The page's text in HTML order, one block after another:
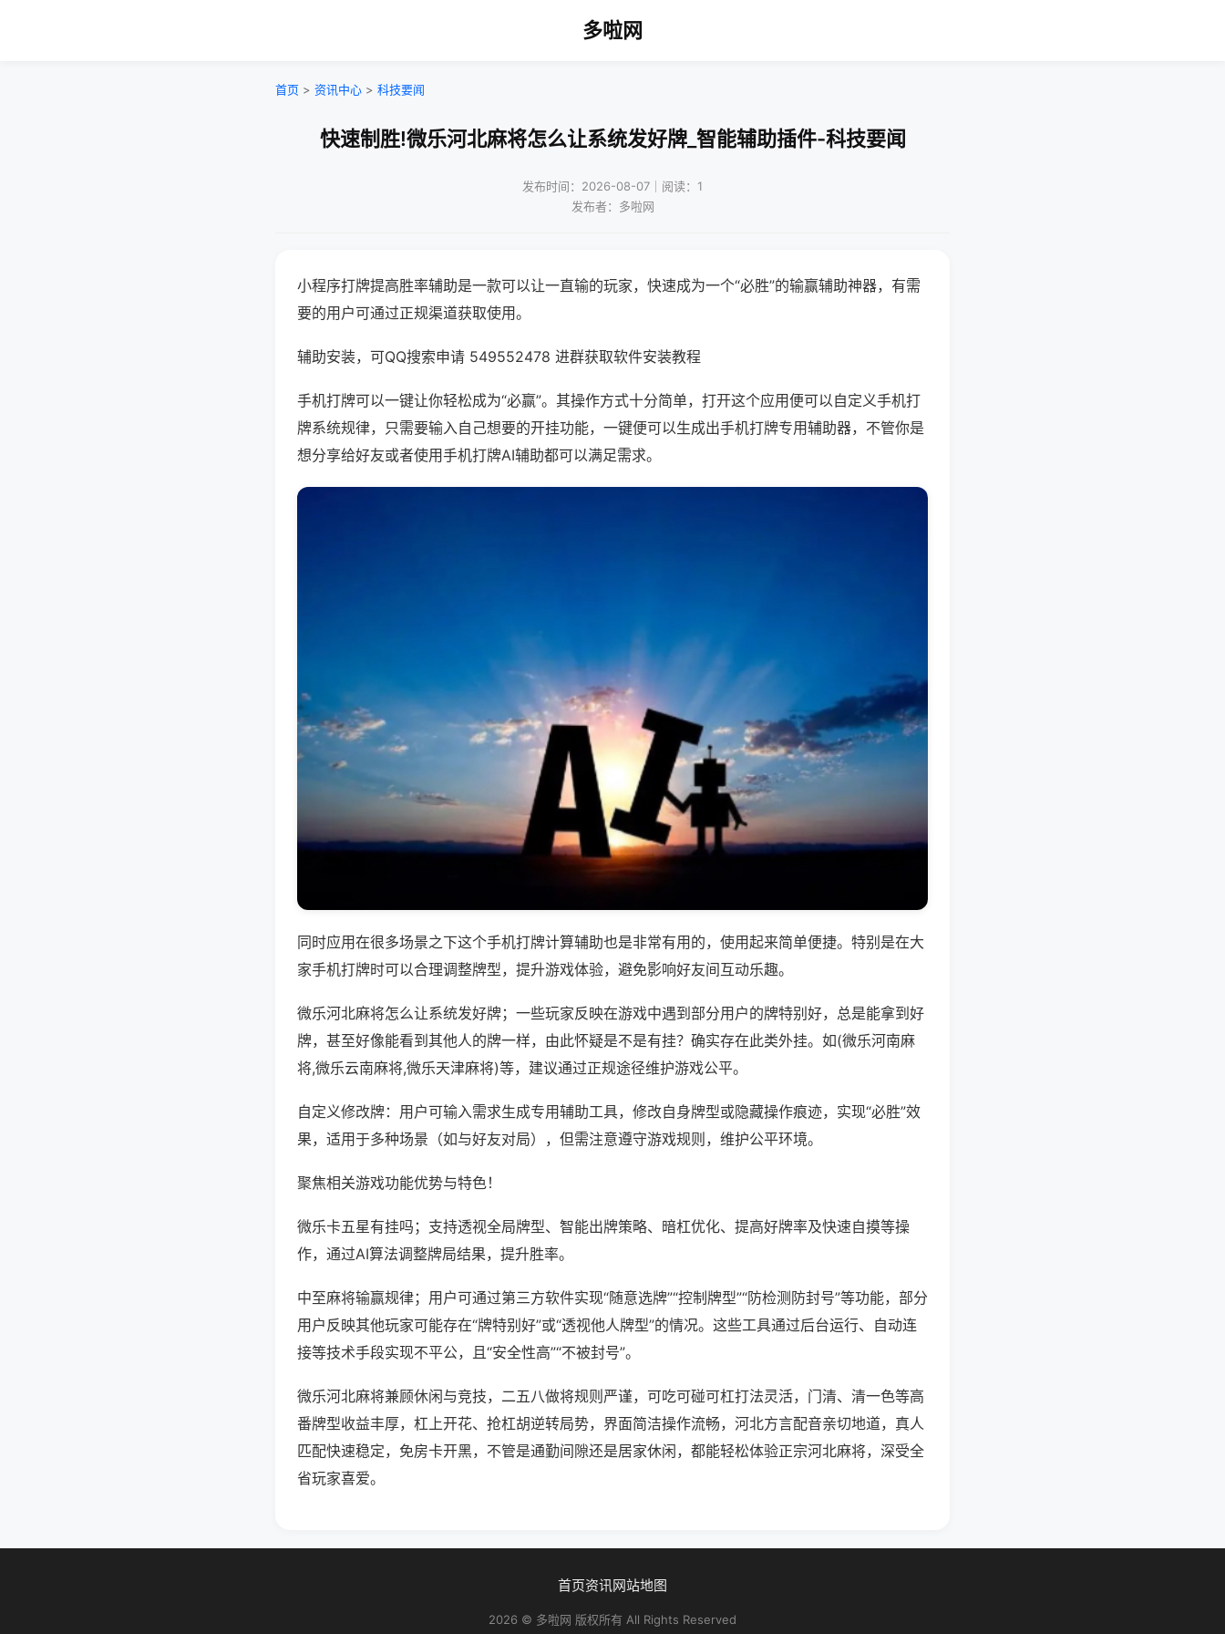
多啦网
首页 > 资讯中心 > 科技要闻
快速制胜!微乐河北麻将怎么让系统发好牌_智能辅助插件-科技要闻
发布时间：2026-08-07｜阅读：1
发布者：多啦网
小程序打牌提高胜率辅助是一款可以让一直输的玩家，快速成为一个“必胜”的输赢辅助神器，有需
要的用户可通过正规渠道获取使用。
辅助安装，可QQ搜索申请 549552478 进群获取软件安装教程
手机打牌可以一键让你轻松成为“必赢”。其操作方式十分简单，打开这个应用便可以自定义手机打
牌系统规律，只需要输入自己想要的开挂功能，一键便可以生成出手机打牌专用辅助器，不管你是
想分享给好友或者使用手机打牌AI辅助都可以满足需求。
同时应用在很多场景之下这个手机打牌计算辅助也是非常有用的，使用起来简单便捷。特别是在大
家手机打牌时可以合理调整牌型，提升游戏体验，避免影响好友间互动乐趣。
微乐河北麻将怎么让系统发好牌；一些玩家反映在游戏中遇到部分用户的牌特别好，总是能拿到好
牌，甚至好像能看到其他人的牌一样，由此怀疑是不是有挂？确实存在此类外挂。如(微乐河南麻
将,微乐云南麻将,微乐天津麻将)等，建议通过正规途径维护游戏公平。
自定义修改牌：用户可输入需求生成专用辅助工具，修改自身牌型或隐藏操作痕迹，实现“必胜”效
果，适用于多种场景（如与好友对局），但需注意遵守游戏规则，维护公平环境。
聚焦相关游戏功能优势与特色！
微乐卡五星有挂吗；支持透视全局牌型、智能出牌策略、暗杠优化、提高好牌率及快速自摸等操
作，通过AI算法调整牌局结果，提升胜率。
中至麻将输赢规律；用户可通过第三方软件实现“随意选牌”“控制牌型”“防检测防封号”等功能，部分
用户反映其他玩家可能存在“牌特别好”或“透视他人牌型”的情况。这些工具通过后台运行、自动连
接等技术手段实现不平公，且“安全性高”“不被封号”。
微乐河北麻将兼顾休闲与竞技，二五八做将规则严谨，可吃可碰可杠打法灵活，门清、清一色等高
番牌型收益丰厚，杠上开花、抢杠胡逆转局势，界面简洁操作流畅，河北方言配音亲切地道，真人
匹配快速稳定，免房卡开黑，不管是通勤间隙还是居家休闲，都能轻松体验正宗河北麻将，深受全
省玩家喜爱。
首页资讯网站地图
2026 © 多啦网 版权所有 All Rights Reserved